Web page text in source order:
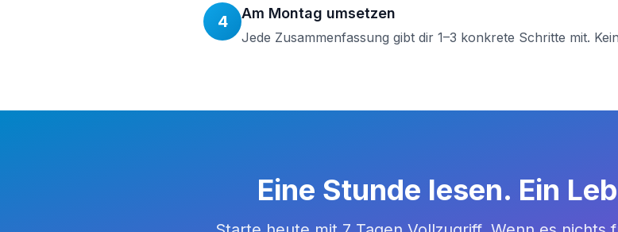
4 Am Montag umsetzen
Jede Zusammenfassung gibt dir 1–3 konkrete Schritte mit.
Eine Stunde lesen. Ein